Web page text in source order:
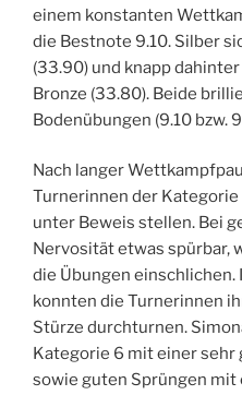
einem konstanten
die Bestnote 9.10. Silber
(33.90) und knapp
Bronze (33.80). Beide
Bodenübungen (9.10 bzw.
Nach langer
Turnerinnen der
unter Beweis stellen. Bei
Nervosität etwas spürbar,
die Übungen einschlichen.
konnten die Turnerinnen
Stürze durchturnen.
Kategorie 6 mit einer sehr
sowie guten Sprüngen